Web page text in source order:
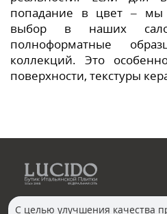
попадание в цвет – мы
выбор в наших
полноформатные
коллекций. Это
поверхности, текстуры
С целью улучшения качества